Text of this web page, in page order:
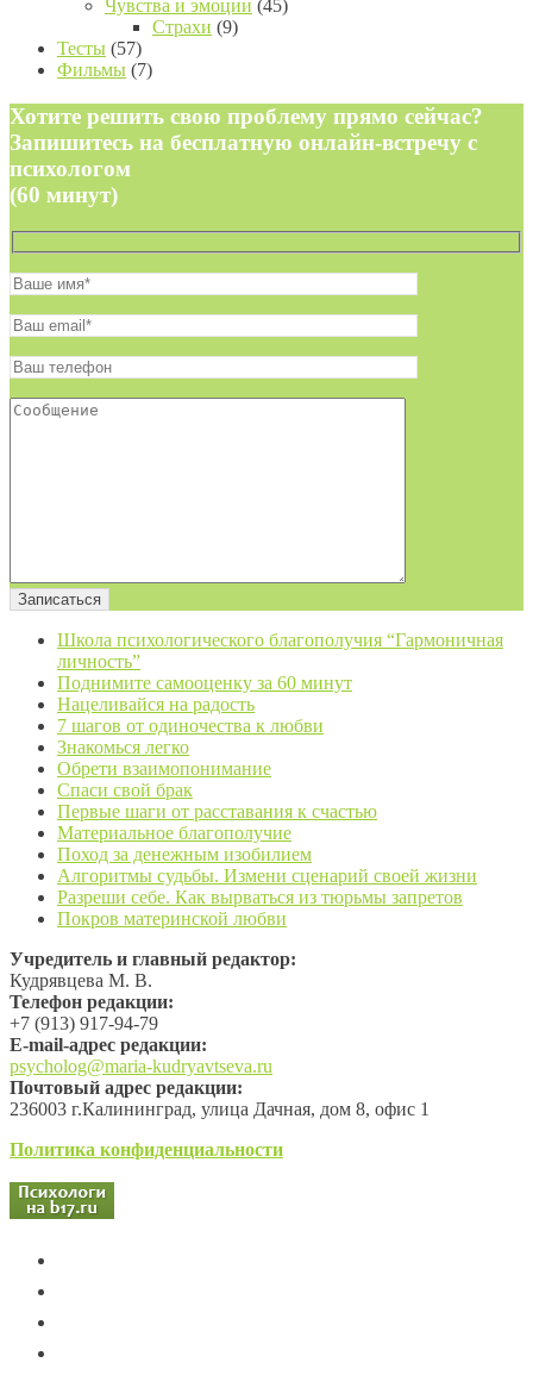
Чувства и эмоции (45)
Страхи (9)
Тесты (57)
Фильмы (7)
Хотите решить свою проблему прямо сейчас?
Запишитесь на бесплатную онлайн-встречу с
психологом
(60 минут)
Школа психологического благополучия “Гармоничная
личность”
Поднимите самооценку за 60 минут
Нацеливайся на радость
7 шагов от одиночества к любви
Знакомься легко
Обрети взаимопонимание
Спаси свой брак
Первые шаги от расставания к счастью
Материальное благополучие
Поход за денежным изобилием
Алгоритмы судьбы. Измени сценарий своей жизни
Разреши себе. Как вырваться из тюрьмы запретов
Покров материнской любви
Учредитель и главный редактор:
Кудрявцева М. В.
Телефон редакции:
+7 (913) 917-94-79
Е-mail-адрес редакции:
psycholog@maria-kudryavtseva.ru
Почтовый адрес редакции:
236003 г.Калининград, улица Дачная, дом 8, офис 1
Политика конфиденциальности